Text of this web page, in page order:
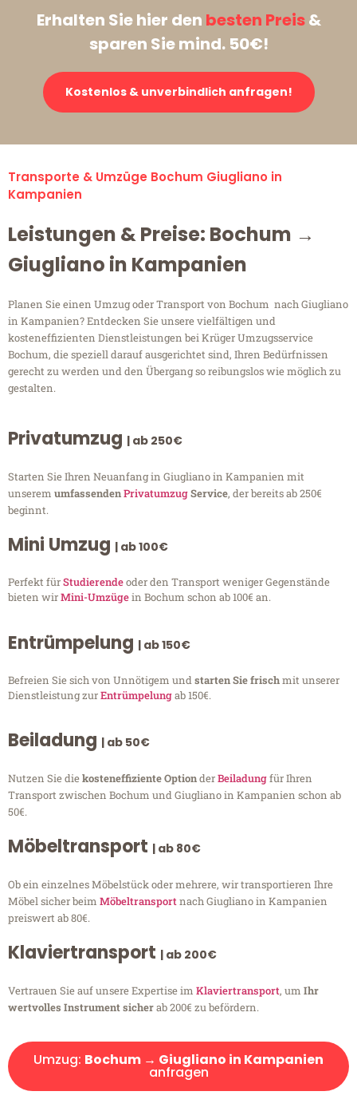
Erhalten Sie hier den besten Preis&
sparen Sie mind. 50€!
Kostenlos & unverbindlich anfragen!
Transporte & Umzüge Bochum Giugliano in
Kampanien
Leistungen & Preise: Bochum →
Giugliano in Kampanien
Planen Sie einen Umzug oder Transport von Bochum nach Giugliano
in Kampanien? Entdecken Sie unsere vielfältigen und
kosteneffizienten Dienstleistungen bei Krüger Umzugsservice
Bochum, die speziell darauf ausgerichtet sind, Ihren Bedürfnissen
gerecht zu werden und den Übergang so reibungslos wie möglich zu
gestalten.
Privatumzug | ab 250€
Starten Sie Ihren Neuanfang in Giugliano in Kampanien mit
unserem umfassendenPrivatumzugService, der bereits ab 250€
beginnt.
Mini Umzug | ab 100€
Perfekt fürStudierendeoder den Transport weniger Gegenstände
bieten wirMini-Umzügein Bochum schon ab 100€ an.
Entrümpelung | ab 150€
Befreien Sie sich von Unnötigem undstarten Sie frischmit unserer
Dienstleistung zurEntrümpelungab 150€.
Beiladung | ab 50€
Nutzen Sie diekosteneffiziente OptionderBeiladungfür Ihren
Transport zwischen Bochum und Giugliano in Kampanien schon ab
50€.
Möbeltransport | ab 80€
Ob ein einzelnes Möbelstück oder mehrere, wir transportieren Ihre
Möbel sicher beim Möbeltransportnach Giugliano in Kampanien
preiswert ab 80€.
Klaviertransport | ab 200€
Vertrauen Sie auf unsere Expertise im Klaviertransport, um Ihr
wertvolles Instrument sicherab 200€ zu befördern.
Umzug: Bochum → Giugliano in Kampanien
anfragen